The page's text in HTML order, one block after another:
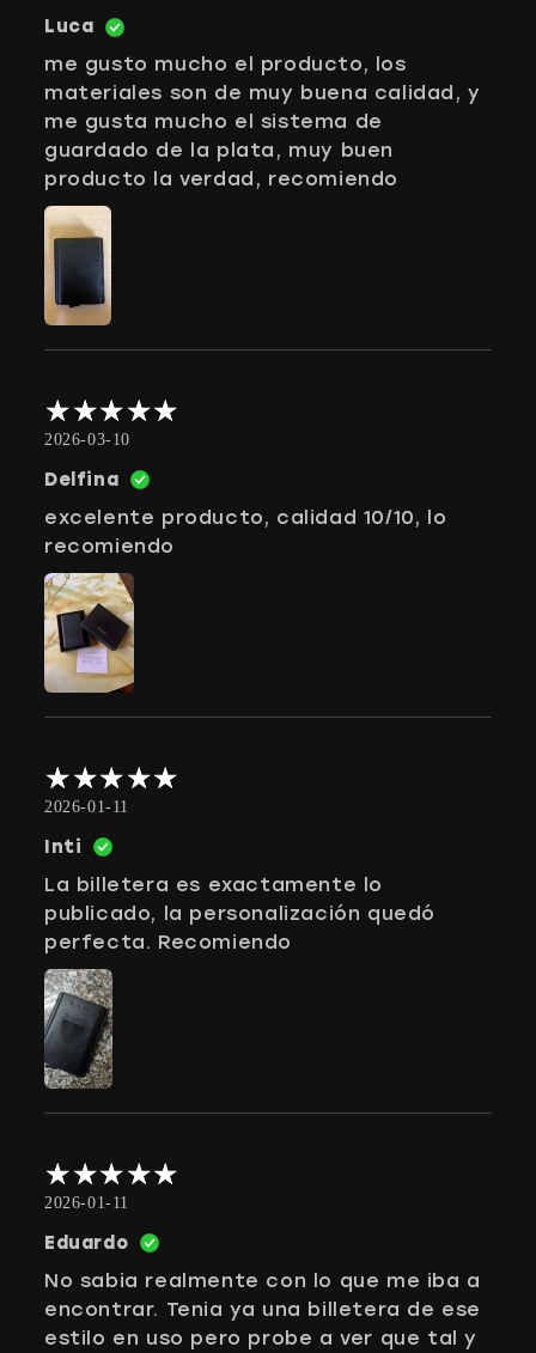
Luca
me gusto mucho el producto, los
materiales son de muy buena calidad, y
me gusta mucho el sistema de
guardado de la plata, muy buen
producto la verdad, recomiendo
2026-03-10
Delfina
excelente producto, calidad 10/10, lo
recomiendo
2026-01-11
Inti
La billetera es exactamente lo
publicado, la personalización quedó
perfecta. Recomiendo
2026-01-11
Eduardo
No sabia realmente con lo que me iba a
encontrar. Tenia ya una billetera de ese
estilo en uso pero probe a ver que tal y